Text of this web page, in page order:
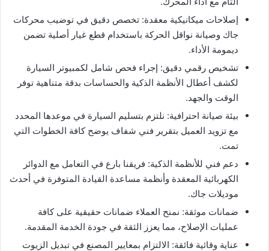
​إصلاحات ميكانيكية معقدة: تخصص دقيق في توضيب محركات
جاك وصيانة نواقل الحركة باستخدام قطع غيار أصلية تضمن
ديمومة الأداء.
​تشخيص رقمي دقيق: إجراء فحص شامل لكمبيوتر السيارة
لكشف أعطال الأنظمة الذكية والحساسات بدقة متناهية توفر
الوقت والجهد.
​بيئة صيانة احترافية: نلتزم بتسليم السيارة في موعدها المحدد
مع تزويد العميل بتقرير فني شفاف يوضح كافة الخطوات التي
تمت.
​دعم فني للأنظمة الذكية: فريقنا بارع في التعامل مع الدوائر
الكهربائية المعقدة وأنظمة مساعدة القيادة المتوفرة في أحدث
موديلات جاك.
​ضمانات موثقة: نمنح العملاء ضمانات حقيقية على كافة
عمليات الإصلاح، مما يعزز الثقة في جودة الخدمة المقدمة.
​عناية وقائية فائقة: الالتزام بمعايير المصنع في تبديل الزيوت